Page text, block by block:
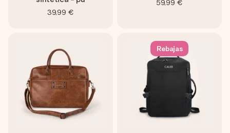
39,99 €
59,99 €
Rebajas